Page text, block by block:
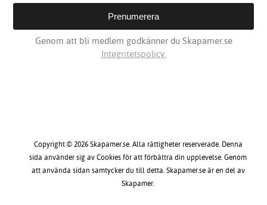
Genom att bli medlem godkänner du Skapamer.se
Integritetspolicy.
Copyright © 2026 Skapamer.se. Alla rättigheter reserverade. Denna
sida använder sig av Cookies för att förbättra din upplevelse. Genom
att använda sidan samtycker du till detta. Skapamer.se är en del av
Skapamer.